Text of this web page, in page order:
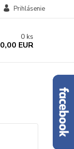
Prihlásenie
0 ks
0,00 EUR